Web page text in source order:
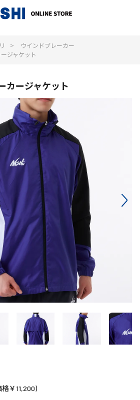
ウインドブレーカー
ジャケット
カージャケット
￥11,200)